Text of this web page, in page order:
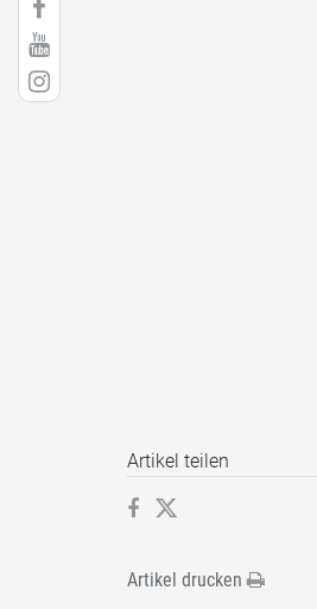
Artikel teilen
Artikel drucken